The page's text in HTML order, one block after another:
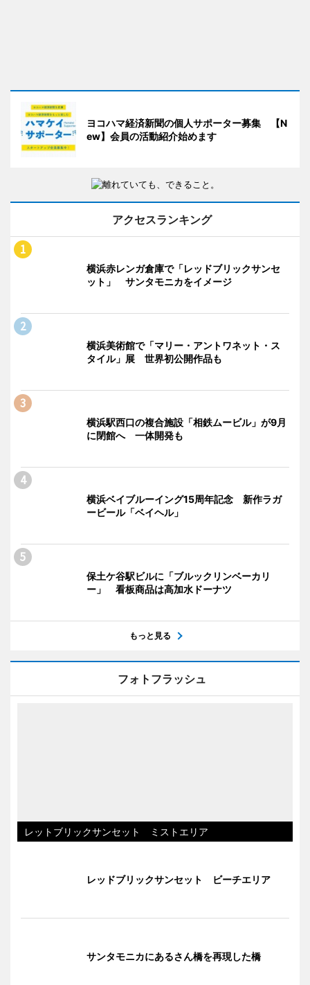
ヨコハマ経済新聞の個人サポーター募集 【N
ew】会員の活動紹介始めます
アクセスランキング
横浜赤レンガ倉庫で「レッドブリックサンセ
ット」 サンタモニカをイメージ
横浜美術館で「マリー・アントワネット・ス
タイル」展 世界初公開作品も
横浜駅西口の複合施設「相鉄ムービル」が9月
に閉館へ 一体開発も
横浜ベイブルーイング15周年記念 新作ラガ
ービール「ベイヘル」
保土ケ谷駅ビルに「ブルックリンベーカリ
ー」 看板商品は高加水ドーナツ
もっと見る
フォトフラッシュ
レットブリックサンセット ミストエリア
レッドブリックサンセット ビーチエリア
サンタモニカにあるさん橋を再現した橋